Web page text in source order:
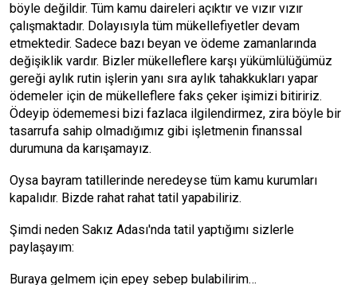
böyle değildir. Tüm kamu daireleri açıktır ve vızır vızır
çalışmaktadır. Dolayısıyla tüm mükellefiyetler devam
etmektedir. Sadece bazı beyan ve ödeme zamanlarında
değişiklik vardır. Bizler mükelleflere karşı yükümlülüğümüz
gereği aylık rutin işlerin yanı sıra aylık tahakkukları yapar
ödemeler için de mükelleflere faks çeker işimizi bitiririz.
Ödeyip ödememesi bizi fazlaca ilgilendirmez, zira böyle bir
tasarrufa sahip olmadığımız gibi işletmenin finanssal
durumuna da karışamayız.
Oysa bayram tatillerinde neredeyse tüm kamu kurumları
kapalıdır. Bizde rahat rahat tatil yapabiliriz.
Şimdi neden Sakız Adası'nda tatil yaptığımı sizlerle
paylaşayım:
Buraya gelmem için epey sebep bulabilirim…